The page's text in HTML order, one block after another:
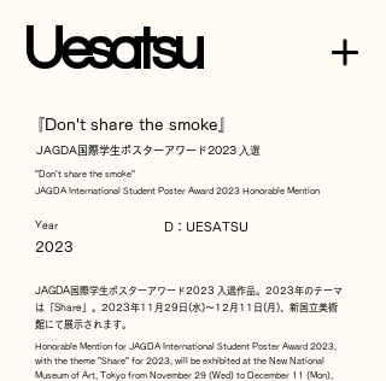
Uesatsu
『Don't share the smoke』
JAGDA国際学生ポスターアワー ド2023 ​ 入選
"Don't share the smoke"
JAGDA International Student Poster Award 2023 Honorable Mention
Year
2023
D：UESATSU
JAGDA国際学生ポスターアワード2023 入選作品。2023年のテーマ
は「Share」。2023年11月29日(水)～12月11日(月)、新国立美術
館にて展示されます。
Honorable Mention for JAGDA International Student Poster Award 2023,
with the theme "Share" for 2023, will be exhibited at the New National
Museum of Art, Tokyo from November 29 (Wed) to December 11 (Mon),